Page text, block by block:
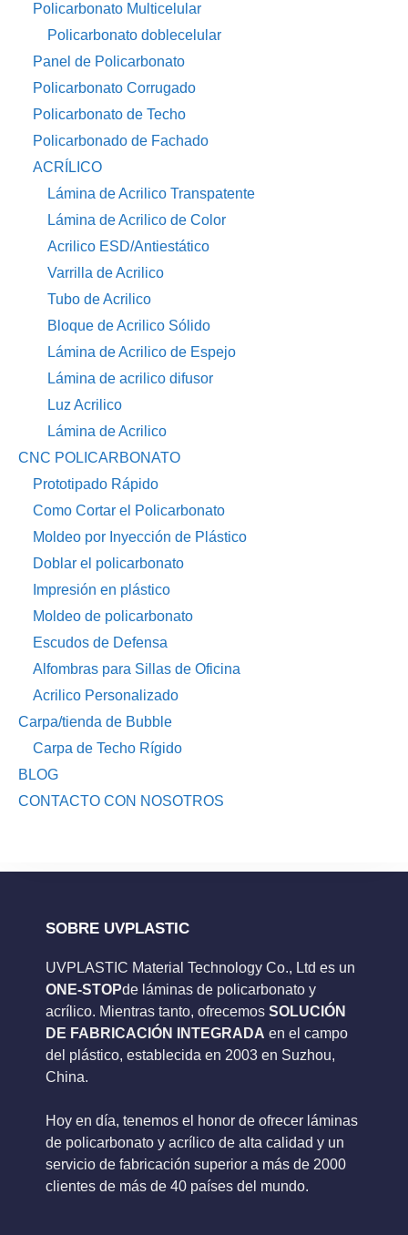
Policarbonato Multicelular
Policarbonato doblecelular
Panel de Policarbonato
Policarbonato Corrugado
Policarbonato de Techo
Policarbonado de Fachado
ACRÍLICO
Lámina de Acrilico Transpatente
Lámina de Acrilico de Color
Acrilico ESD/Antiestático
Varrilla de Acrilico
Tubo de Acrilico
Bloque de Acrilico Sólido
Lámina de Acrilico de Espejo
Lámina de acrilico difusor
Luz Acrilico
Lámina de Acrilico
CNC POLICARBONATO
Prototipado Rápido
Como Cortar el Policarbonato
Moldeo por Inyección de Plástico
Doblar el policarbonato
Impresión en plástico
Moldeo de policarbonato
Escudos de Defensa
Alfombras para Sillas de Oficina
Acrilico Personalizado
Carpa/tienda de Bubble
Carpa de Techo Rígido
BLOG
CONTACTO CON NOSOTROS
SOBRE UVPLASTIC
UVPLASTIC Material Technology Co., Ltd es un
ONE-STOPde láminas de policarbonato y
acrílico. Mientras tanto, ofrecemos SOLUCIÓN
DE FABRICACIÓN INTEGRADA en el campo
del plástico, establecida en 2003 en Suzhou,
China.
Hoy en día, tenemos el honor de ofrecer láminas
de policarbonato y acrílico de alta calidad y un
servicio de fabricación superior a más de 2000
clientes de más de 40 países del mundo.